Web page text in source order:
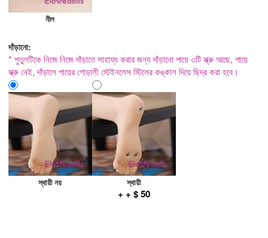
নীল
দাঁড়ানো:
* পুতুলটিকে নিজে নিজে দাঁড়াতে সাহায্য করার জন্য দাঁড়ানো পায়ে ৩টি স্ক্রু আছে, পায়ে
স্ক্রু নেই, দাঁড়ালে পায়ের গোড়ালী স্টেইনলেস স্টিলের কঙ্কাল দিয়ে ছিদ্র করা হবে।
স্থায়ী নয় স্থায়ী
+ + $ 50